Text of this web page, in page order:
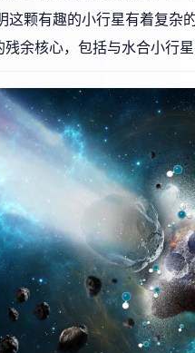
这颗有趣的小行星有着复杂
余核心，包括与水合小行